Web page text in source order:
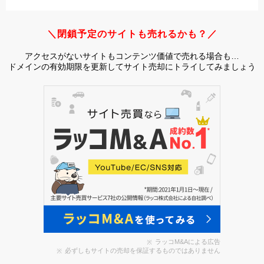
＼閉鎖予定のサイトも売れるかも？／
アクセスがないサイトもコンテンツ価値で売れる場合も…
ドメインの有効期限を更新してサイト売却にトライしてみましょう
ラッコM&Aによる広告
必ずしもサイトの売却を保証するものではありません